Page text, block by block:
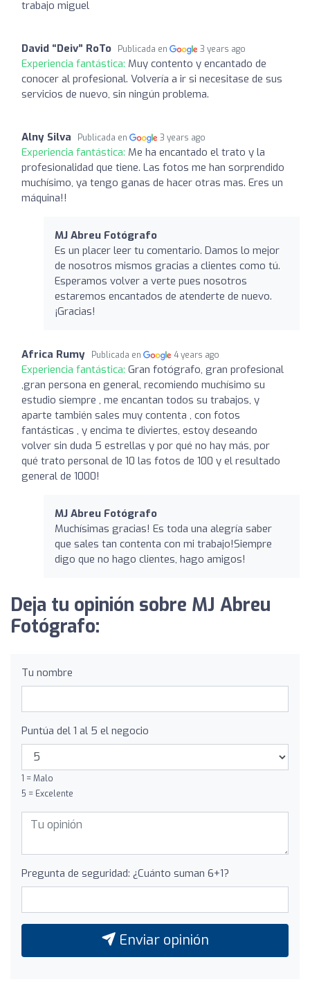
trabajo miguel
David “Deiv” RoTo Publicada en 3 years ago
Experiencia fantástica: Muy contento y encantado de
conocer al profesional. Volvería a ir si necesitase de sus
servicios de nuevo, sin ningún problema.
Alny Silva Publicada en 3 years ago
Experiencia fantástica: Me ha encantado el trato y la
profesionalidad que tiene. Las fotos me han sorprendido
muchísimo, ya tengo ganas de hacer otras mas. Eres un
máquina!!
MJ Abreu Fotógrafo
Es un placer leer tu comentario. Damos lo mejor
de nosotros mismos gracias a clientes como tú.
Esperamos volver a verte pues nosotros
estaremos encantados de atenderte de nuevo.
¡Gracias!
Africa Rumy Publicada en 4 years ago
Experiencia fantástica: Gran fotógrafo, gran profesional
,gran persona en general, recomiendo muchísimo su
estudio siempre , me encantan todos su trabajos, y
aparte también sales muy contenta , con fotos
fantásticas , y encima te diviertes, estoy deseando
volver sin duda 5 estrellas y por qué no hay más, por
qué trato personal de 10 las fotos de 100 y el resultado
general de 1000!
MJ Abreu Fotógrafo
Muchísimas gracias! Es toda una alegría saber
que sales tan contenta con mi trabajo!Siempre
digo que no hago clientes, hago amigos!
Deja tu opinión sobre MJ Abreu
Fotógrafo:
Tu nombre
Puntúa del 1 al 5 el negocio
1 = Malo
5 = Excelente
Pregunta de seguridad: ¿Cuánto suman 6+1?
Enviar opinión